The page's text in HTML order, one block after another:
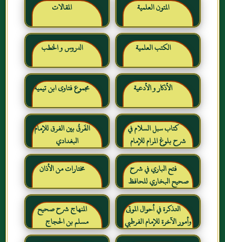
المتون العلمية المقالات
الكتب العلمية الدروس و الخطب
الأذكار و الأدعية مجموع فتاوى ابن تيمية
كتاب سبل السلام في
شرح بلوغ المرام للإمام
الصنعاني رحمه الله
الفَرقُ بين الفرق للإمام
البغدادي
فتح الباري في شرح
صحيح البخاري للحافظ
ابن حجر العسقلاني
مختارات من الأذان
التذكرة في أحوال الموتى
وأمور الآخرة للإمام الفرطبي
رحمه الله
المنهاج شرح صحيح
مسلم بن الحجاج